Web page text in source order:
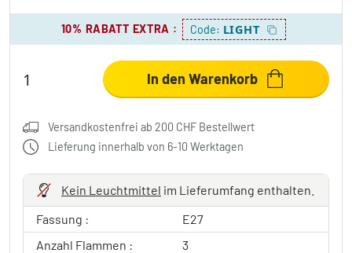
10% RABATT EXTRA : Code: LIGHT
In den Warenkorb
Versandkostenfrei ab 200 CHF Bestellwert
Lieferung innerhalb von 6-10 Werktagen
Kein Leuchtmittel im Lieferumfang enthalten.
Fassung :
E27
Anzahl Flammen :
3